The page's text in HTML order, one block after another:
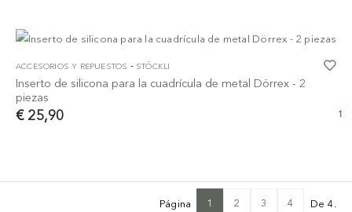
ACCESORIOS Y REPUESTOS - STÖCKLI
Inserto de silicona para la cuadrícula de metal Dörrex - 2
piezas
€ 25,90 1
Página 1 2 3 4 De 4.